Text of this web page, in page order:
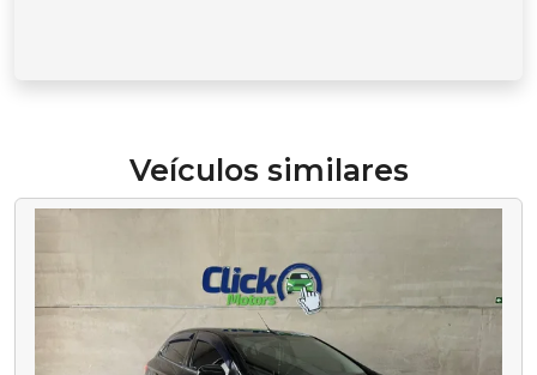
Veículos similares